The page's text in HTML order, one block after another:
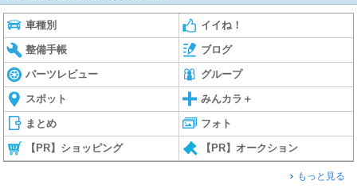
車種別 イイね！
整備手帳 ブログ
パーツレビュー グループ
スポット みんカラ＋
まとめ フォト
【PR】ショッピング 【PR】オークション
もっと見る